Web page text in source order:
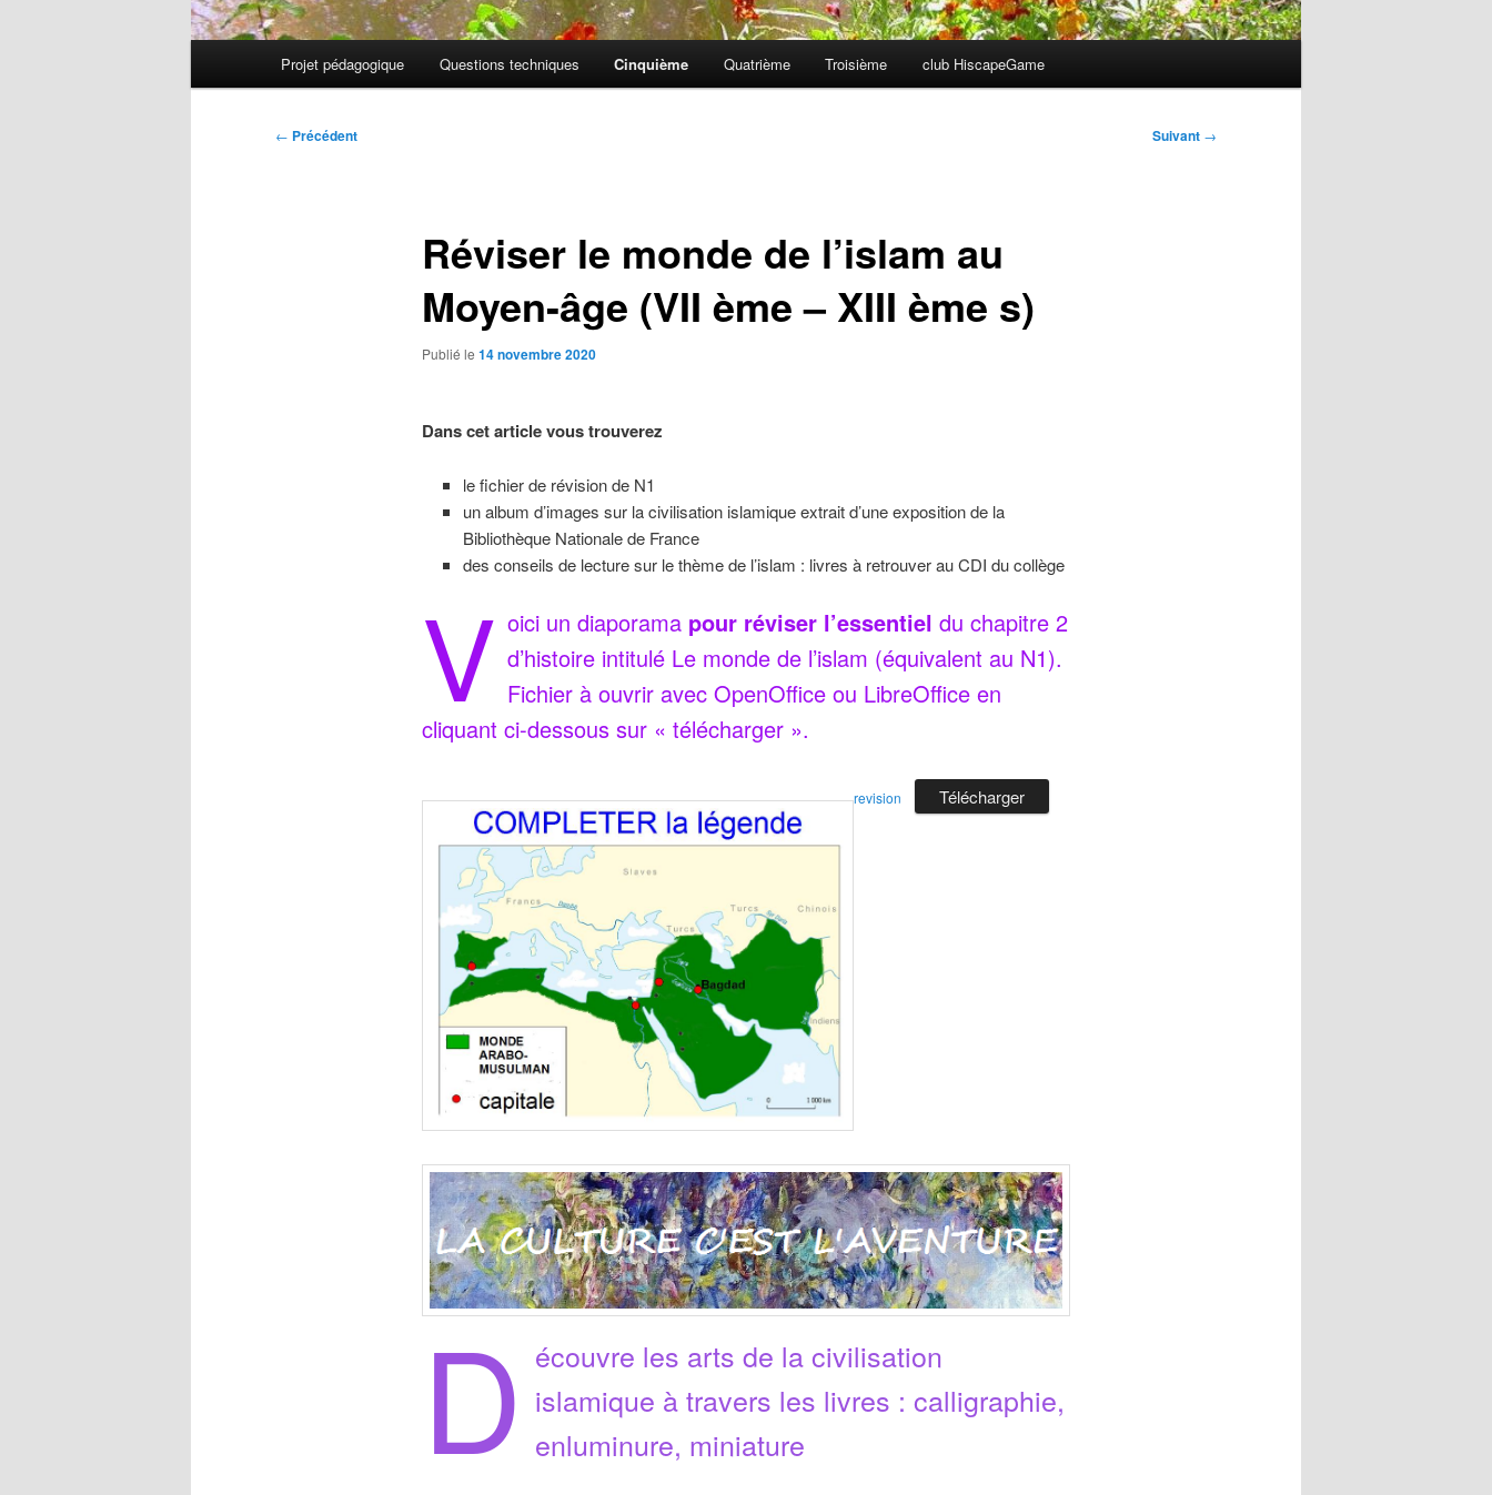
Projet pédagogique Questions techniques Cinquième Quatrième Troisième club HiscapeGame
Navigation
← Précédent Suivant →
Réviser le monde de l’islam au
Moyen-âge (VII ème – XIII ème s)
Publié le 14 novembre 2020
Dans cet article vous trouverez
le fichier de révision de N1
un album d’images sur la civilisation islamique extrait d’une exposition de la
Bibliothèque Nationale de France
des conseils de lecture sur le thème de l’islam : livres à retrouver au CDI du collège
V oici un diaporama pour réviser l’essentiel du chapitre 2
d’histoire intitulé Le monde de l’islam (équivalent au N1).
Fichier à ouvrir avec OpenOffice ou LibreOffice en
cliquant ci-dessous sur « télécharger ».
revision Télécharger
D écouvre les arts de la civilisation
islamique à travers les livres : calligraphie,
enluminure, miniature